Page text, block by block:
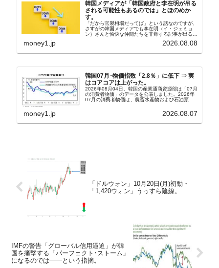
韓国メディアが「韓国政府と李在明が吊る
される可能性もあるのでは」とほのめか
す。
「だから官製相場だってば」という話なのですが、
さすがの韓国メディアでも李在明（イ・ジェミョ
ン）さんと愉快な仲間たちを非難する記事が出るよ
『朝鮮日報』に面白い記事が出ています。「東西南
money1.jp 2026.08.08
韓国07月･物価指数「2.8％」に低下 ⇒ 実
はコアコアは上がった。
2026年08月04日、韓国の産業通商資源部は「07月
の消費者物価」のデータを公表しました。2026年
07月の消費者物価は、農畜水産物および石油類の
2.8％上昇（06月は3.2％）となり、上昇率は前...
money1.jp 2026.08.07
「ドルウォン」10月20日(月)初動・
「1,420ウォン」うっすら陰線。
IMFの警告「グローバル信用逼迫」が韓
国を痛撃する「パーフェクト･ストーム」
になるのでは――という指摘。